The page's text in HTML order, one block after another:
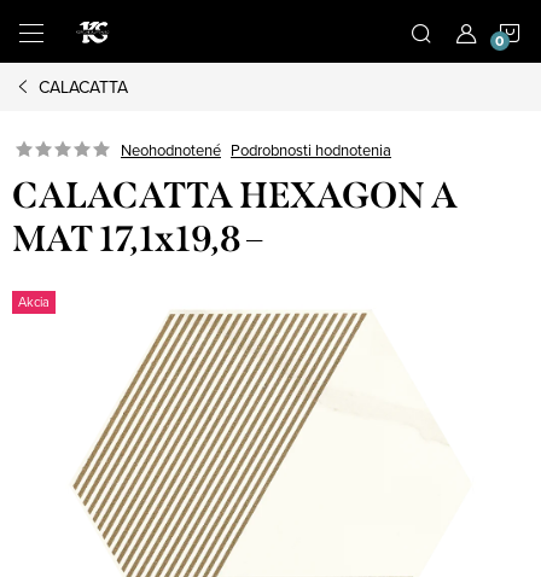
obsah
CALACATTA
Neohodnotené Podrobnosti hodnotenia
CALACATTA HEXAGON A
MAT 17,1x19,8 –
Akcia